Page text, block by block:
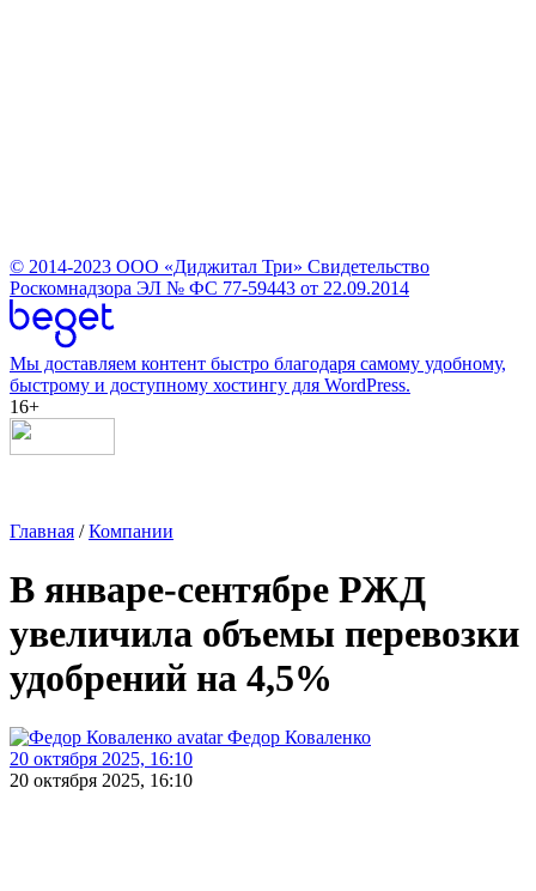
© 2014-2023 ООО «Диджитал Три» Свидетельство
Роскомнадзора ЭЛ № ФС 77-59443 от 22.09.2014
Мы доставляем контент быстро благодаря самому удобному,
быстрому и доступному хостингу для WordPress.
16+
Главная /Компании
В январе-сентябре РЖД
увеличила объемы перевозки
удобрений на 4,5%
Федор Коваленко
20 октября 2025, 16:10
20 октября 2025, 16:10